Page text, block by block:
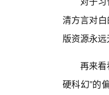
清方言对
版资源永远
再来
硬科幻”的